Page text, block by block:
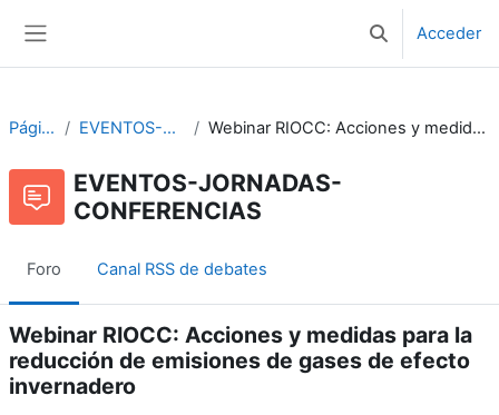
Selector de
Acceder
Páginas del sitio EVENTOS-JORNADAS-CONFERENCIAS Webinar RIOCC: Acciones y medidas para la reducción de emisiones de gases de efecto invernadero
EVENTOS-JORNADAS-
CONFERENCIAS
Foro Canal RSS de debates
Webinar RIOCC: Acciones y medidas para la
reducción de emisiones de gases de efecto
invernadero